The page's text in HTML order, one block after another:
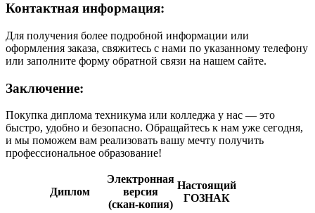
Контактная информация:
Для получения более подробной информации или
оформления заказа, свяжитесь с нами по указанному телефону
или заполните форму обратной связи на нашем сайте.
Заключение:
Покупка диплома техникума или колледжа у нас — это
быстро, удобно и безопасно. Обращайтесь к нам уже сегодня,
и мы поможем вам реализовать вашу мечту получить
профессиональное образование!
Диплом
Электронная
версия
(скан-копия)
Настоящий
ГОЗНАК